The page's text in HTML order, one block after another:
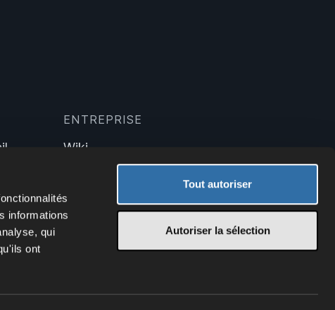
informations
qui
ont
Tout autoriser
Autoriser la sélection
ENTREPRISE
Wiki